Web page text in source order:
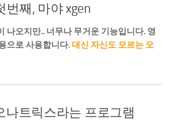
번째, 마야 xgen
나오지만.. 너무나 무거운 기능입니다. 영
으로 사용합니다.대신 자신도 모르는 오
나트릭스라는 프로그램